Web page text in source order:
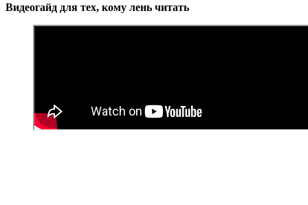
Видеогайд для тех, кому лень читать